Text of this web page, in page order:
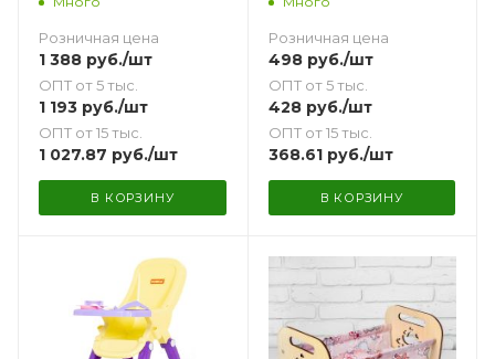
Розничная цена
1 388 руб./шт
ОПТ от 5 тыс.
1 193 руб./шт
ОПТ от 15 тыс.
1 027.87 руб./шт
В КОРЗИНУ
(коричневая)
Розничная цена
498руб./шт
ОПТ от 5 тыс.
428руб./шт
ОПТ от 15 тыс.
368.61руб./шт
В КОРЗИНУ